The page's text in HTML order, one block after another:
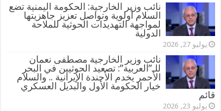
نائب وزير الخارجية: الحكومة اليمنية تضع
السلام أولوية وتواصل تعزيز جاهزيتها
لمواجهة التهديدات الحوثية للملاحة
الدولية
يوليو 27, 2026
نائب وزير الخارجية مصطفى نعمان
للـ”العربية”: تصعيد الحوثيين في البحر
الأحمر يخدم الأجندة الإيرانية .. والسلام
خيار الحكومة الأول والبديل العسكري
قائم
يوليو 23, 2026